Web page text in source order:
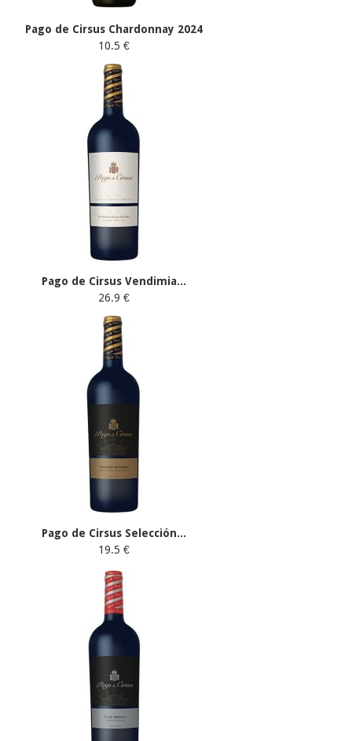
Pago de Cirsus Chardonnay 2024
10.5 €
Pago de Cirsus Vendimia...
26.9 €
Pago de Cirsus Selección...
19.5 €